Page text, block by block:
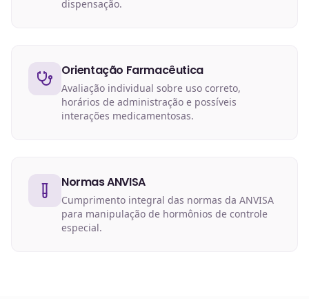
dispensação.
Orientação Farmacêutica
Avaliação individual sobre uso correto,
horários de administração e possíveis
interações medicamentosas.
Normas ANVISA
Cumprimento integral das normas da ANVISA
para manipulação de hormônios de controle
especial.